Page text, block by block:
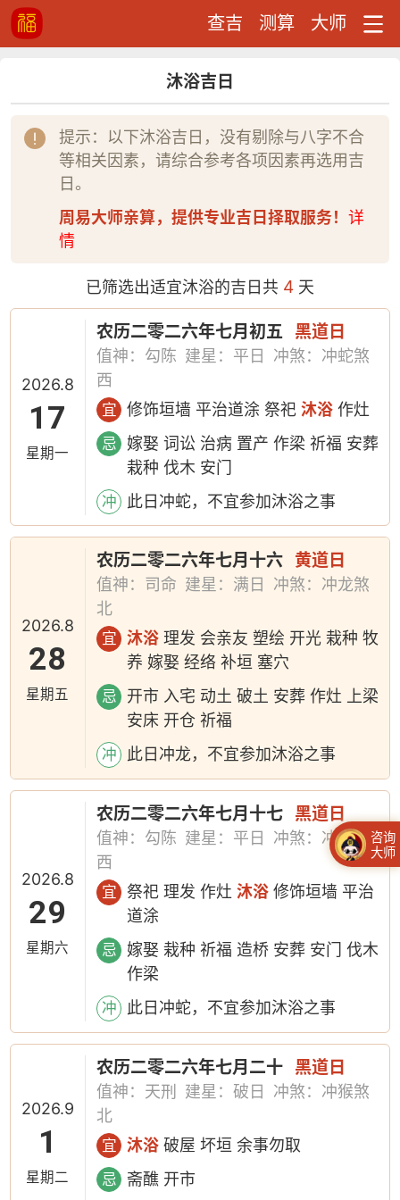
查吉 测算 大师
沐浴吉日
提示：以下沐浴吉日，没有剔除与八字不合
等相关因素，请综合参考各项因素再选用吉
日。
周易大师亲算，提供专业吉日择取服务！ 详
情
已筛选出适宜沐浴的吉日共 4 天
2026.8
17
星期一
农历二零二六年七月初五 黑道日
值神：勾陈 建星：平日
冲煞：冲蛇煞
西
宜 修饰垣墙 平治道涂 祭祀沐浴 作灶
忌
嫁娶 词讼 治病 置产 作梁 祈福 安葬
栽种 伐木 安门
冲 此日冲蛇，不宜参加沐浴之事
2026.8
28
星期五
农历二零二六年七月十六 黄道日
值神：司命 建星：满日
冲煞：冲龙煞
北
宜 沐浴 理发 会亲友 塑绘 开光 栽种 牧
养 嫁娶 经络 补垣 塞穴
忌
开市 入宅 动土 破土 安葬 作灶 上梁
安床 开仓 祈福
冲 此日冲龙，不宜参加沐浴之事
2026.8
29
星期六
农历二零二六年七月十七 黑道日
值神：勾陈 建星：平日
冲煞：冲蛇煞
西
宜 祭祀 理发 作灶沐浴 修饰垣墙 平治
道涂
忌
嫁娶 栽种 祈福 造桥 安葬 安门 伐木
作梁
冲 此日冲蛇，不宜参加沐浴之事
2026.9
1
星期二
农历二零二六年七月二十 黑道日
值神：天刑 建星：破日
冲煞：冲猴煞
北
宜 沐浴 破屋 坏垣 余事勿取
忌 斋醮 开市
咨询
大师